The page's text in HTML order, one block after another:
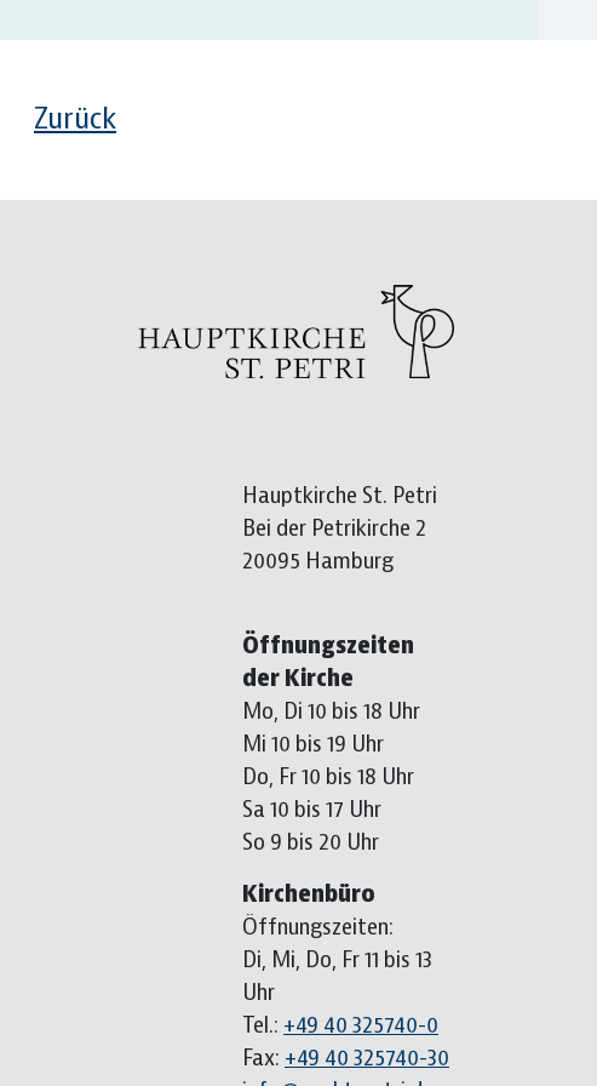
Zurück
Hauptkirche St. Petri
Bei der Petrikirche 2
20095 Hamburg
Öffnungszeiten
der Kirche
Mo, Di 10 bis 18 Uhr
Mi 10 bis 19 Uhr
Do, Fr 10 bis 18 Uhr
Sa 10 bis 17 Uhr
So 9 bis 20 Uhr
Kirchenbüro
Öffnungszeiten:
Di, Mi, Do, Fr 11 bis 13
Uhr
Tel.: +49 40 325740-0
Fax: +49 40 325740-30